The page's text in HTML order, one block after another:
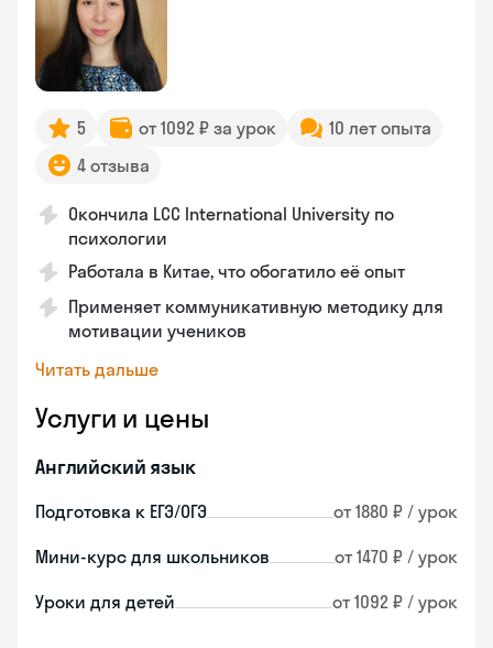
5 от 1092 ₽ за урок
10 лет опыта
4 отзыва
Окончила LCC International University по
психологии
Работала в Китае, что обогатило её опыт
Применяет коммуникативную методику для
мотивации учеников
Читать дальше
Услуги и цены
Английский язык
Подготовка к ЕГЭ/ОГЭ от 1880 ₽ / урок
Мини-курс для школьников от 1470 ₽ / урок
Уроки для детей от 1092 ₽ / урок